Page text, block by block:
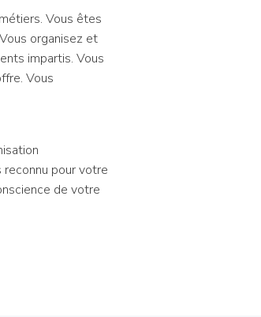
Vous êtes
organisez et
impartis. Vous
Vous
pour votre
de votre